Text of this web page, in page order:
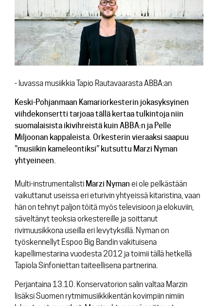
Lehdistötiedotteet
Konserttiarvostelut
Levyarvostelut
Kuvapankki
Yhteys
- luvassa musiikkia Tapio Rautavaarasta ABBA:an
Keski-Pohjanmaan Kamariorkesterin jokasyksyinen
viihdekonsertti tarjoaa tällä kertaa tulkintoja niin
suomalaisista ikivihreistä kuin ABBA:n ja Pelle
Miljoonan kappaleista. Orkesterin vieraaksi saapuu
”musiikin kameleontiksi” kutsuttu Marzi Nyman
yhtyeineen.
Multi-instrumentalisti Marzi Nyman ei ole pelkästään
vaikuttanut useissa eri eturivin yhtyeissä kitaristina, vaan
hän on tehnyt paljon töitä myös televisioon ja elokuviin,
säveltänyt teoksia orkestereille ja soittanut
rivimuusikkona useilla eri levytyksillä. Nyman on
työskennellyt Espoo Big Bandin vakituisena
kapellimestarina vuodesta 2012 ja toimii tällä hetkellä
Tapiola Sinfoniettan taiteellisena partnerina.
Perjantaina 13.10. Konservatorion salin valtaa Marzin
lisäksi Suomen rytmimusiikkikentän kovimpiin nimiin